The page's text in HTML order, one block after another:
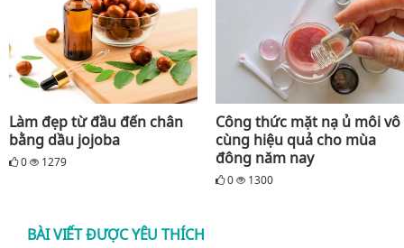
Làm đẹp từ đầu đến chân
bằng dầu jojoba
0 1279
Công thức mặt nạ ủ môi vô
cùng hiệu quả cho mùa
đông năm nay
0 1300
BÀI VIẾT ĐƯỢC YÊU THÍCH